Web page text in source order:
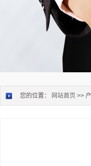
您的位置： 网站首页 >>